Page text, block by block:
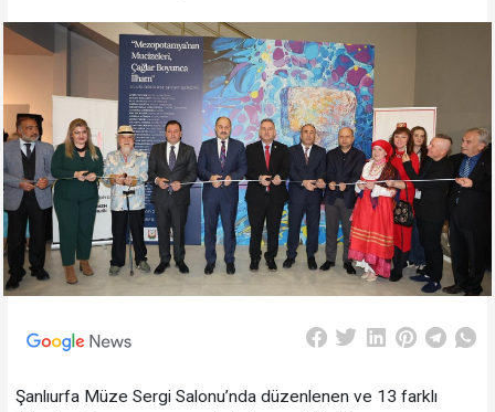
Şanlıurfa Müze Sergi Salonu’nda düzenlenen ve 13 farklı